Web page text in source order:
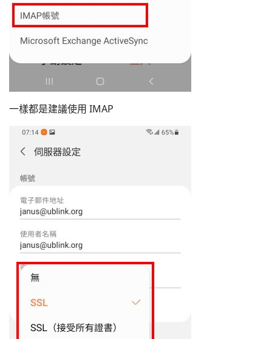
一樣都是建議使用 IMAP